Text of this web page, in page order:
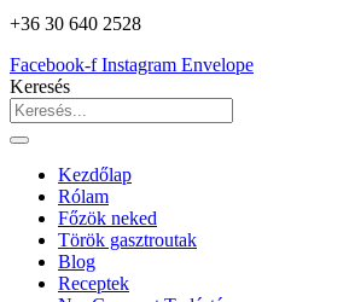
+36 30 640 2528
Facebook-f Instagram Envelope
Keresés
Kezdőlap
Rólam
Főzök neked
Török gasztroutak
Blog
Receptek